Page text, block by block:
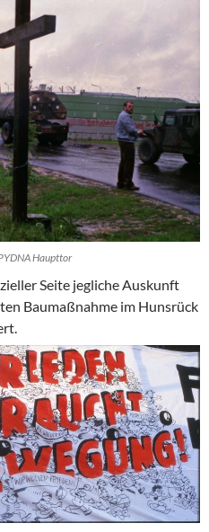
Haupttor
Seite jegliche Auskunft
Baumaßnahme im Hunsrück